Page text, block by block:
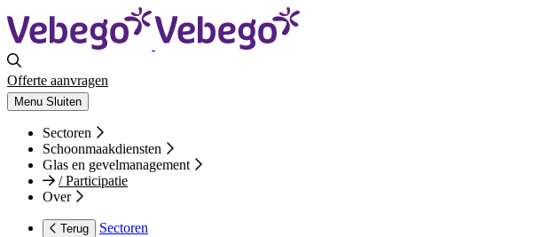
Offerte aanvragen
Menu Sluiten
Sectoren
Schoonmaakdiensten
Glas en gevelmanagement
/Participatie
Over
Terug
Sectoren